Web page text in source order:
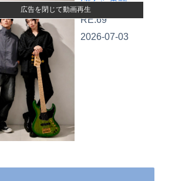
ぼくらの歌
RE:69
2026-07-03
広告を閉じて動画再生